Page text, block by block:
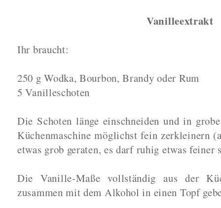
Vanilleextrakt
Ihr braucht:
250 g Wodka, Bourbon, Brandy oder Rum
5 Vanilleschoten
Die Schoten länge einschneiden und in
Küchenmaschine möglichst fein zerkleinern
etwas grob geraten, es darf ruhig etwas feiner
Die Vanille-Maße vollständig aus der
zusammen mit dem Alkohol in einen Topf